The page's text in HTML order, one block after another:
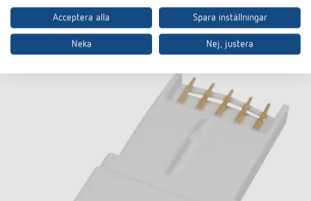
TillbehörAcceptera alla Spara inställningar
Neka Nej, justera